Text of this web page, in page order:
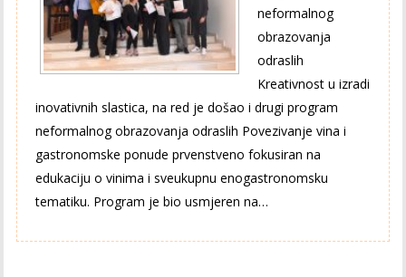
neformalnog
obrazovanja
odraslih
Kreativnost u izradi
inovativnih slastica, na red je došao i drugi program
neformalnog obrazovanja odraslih Povezivanje vina i
gastronomske ponude prvenstveno fokusiran na
edukaciju o vinima i sveukupnu enogastronomsku
tematiku. Program je bio usmjeren na…